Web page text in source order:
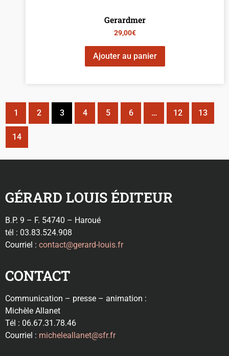
Gerardmer
29,00€
Ajouter au panier
1 2 3 4 5 6 … 12 13
14
GÉRARD LOUIS ÉDITEUR
B.P. 9 – F. 54740 – Haroué
tél : 03.83.524.908
Courriel : contact@gerard-louis.fr
CONTACT
Communication – presse – animation :
Michèle Allanet
Tél : 06.67.31.78.46
Courriel : micheleallanet@sfr.fr